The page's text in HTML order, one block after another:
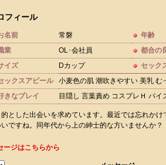
フィール
名前 常磐 年齢
業
OL･会社員 都合の
イズ
Dカップ セック
ックスアピール
小麦色の肌 潮吹きやすい 美乳 む
きなプレイ
目隠し 言葉責め コスプレＨ パイ
とした出会いを求めています。最近では忘れか
ですね。同年代から上の紳士的な方いませんか？
ージはこちらから